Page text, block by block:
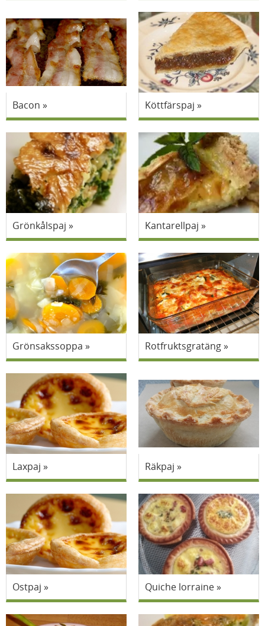
Bacon Köttfärspaj
Grönkålspaj Kantarellpaj
Grönsakssoppa Rotfruktsgratäng
Laxpaj Räkpaj
Ostpaj Quiche lorraine